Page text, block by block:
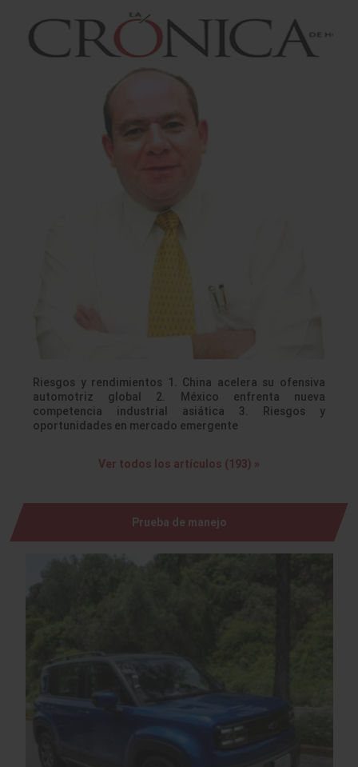
Riesgos y rendimientos 1. China acelera su ofensiva
automotriz global 2. México enfrenta nueva
competencia industrial asiática 3. Riesgos y
oportunidades en mercado emergente
Ver todos los artículos (193) »
Prueba de manejo